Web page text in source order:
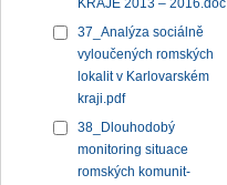
KRAJE 2013 – 2016.doc
37_Analýza sociálně
vyloučených romských
lokalit v Karlovarském
kraji.pdf
38_Dlouhodobý
monitoring situace
romských komunit-